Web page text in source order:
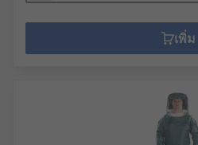
เพิ่ม